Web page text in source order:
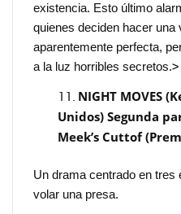
existencia. Esto último
quienes deciden hacer una
aparentemente perfecta,
a la luz horribles secretos.>
NIGHT MOVES
Unidos) Segunda
Meek’s Cuttof
Un drama centrado en tres
volar una presa.